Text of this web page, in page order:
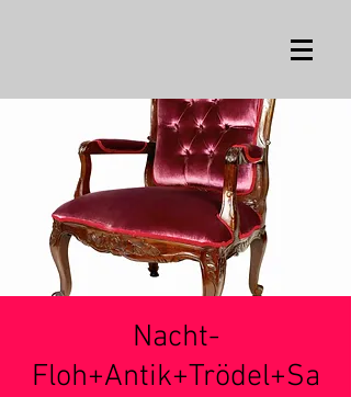
Nacht-
Floh+Antik+Trödel+Sa